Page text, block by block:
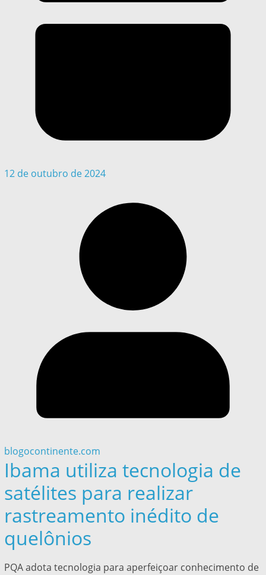
12 de outubro de 2024
blogocontinente.com
Ibama utiliza tecnologia de
satélites para realizar
rastreamento inédito de
quelônios
PQA adota tecnologia para aperfeiçoar conhecimento de